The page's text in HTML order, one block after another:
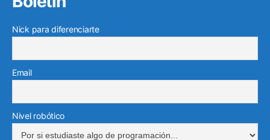
Nick para diferenciarte
Email
Nivel robótico